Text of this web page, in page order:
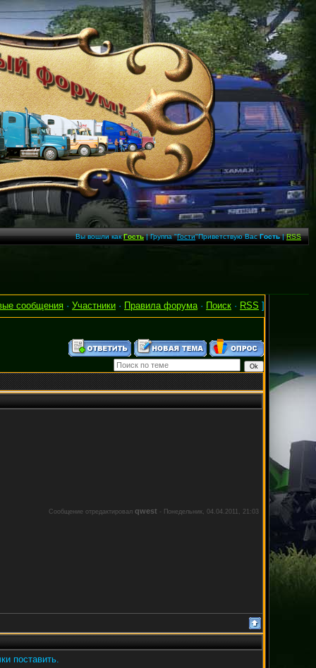
Вы вошли какГость| Группа "Гости"Приветствую ВасГость|RSS
сообщения · Участники · Правила форума · Поиск · RSS ]
Сообщение отредактировал qwest - Понедельник, 04.04.2011, 21:03
поставить.